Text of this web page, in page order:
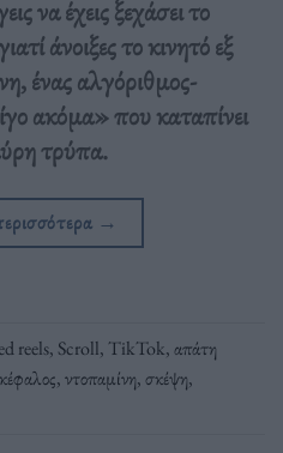
να έχεις ξεχάσει το
άνοιξες το κινητό εξ
ένας αλγόριθμος-
ακόμα» που καταπίνει
τρύπα.
→
reels, Scroll, TikTok,απάτη
,ντοπαμίνη,σκέψη,